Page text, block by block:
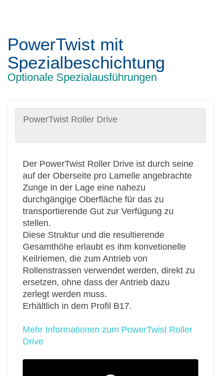
PowerTwist mit
Spezialbeschichtung
Optionale Spezialausführungen
PowerTwist Roller Drive
Der PowerTwist Roller Drive ist durch seine
auf der Oberseite pro Lamelle angebrachte
Zunge in der Lage eine nahezu
durchgängige Oberfläche für das zu
transportierende Gut zur Verfügung zu
stellen.
Diese Struktur und die resultierende
Gesamthöhe erlaubt es ihm konvetionelle
Keilriemen, die zum Antrieb von
Rollenstrassen verwendet werden, direkt zu
ersetzen, ohne dass der Antrieb dazu
zerlegt werden muss.
Erhältlich in dem Profil B17.
Mehr Informationen zum PowerTwist Roller
Drive